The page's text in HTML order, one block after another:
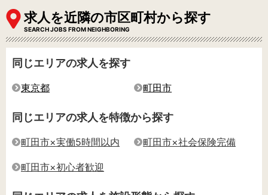
求人を近隣の市区町村から探す
SEARCH JOBS FROM NEIGHBORING
同じエリアの求人を探す
東京都 町田市
同じエリアの求人を特徴から探す
町田市×実働5時間以内 町田市×社会保険完備
町田市×初心者歓迎